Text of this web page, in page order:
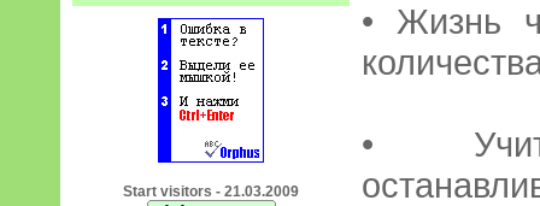
Start visitors - 21.03.2009
• Жизнь
•